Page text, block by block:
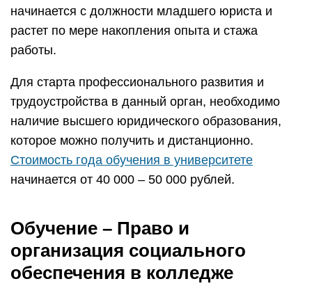
начинается с должности младшего юриста и
растет по мере накопления опыта и стажа
работы.
Для старта профессионального развития и
трудоустройства в данный орган, необходимо
наличие высшего юридического образования,
которое можно получить и дистанционно.
Стоимость года обучения в университете
начинается от 40 000 – 50 000 рублей.
Обучение – Право и
организация социального
обеспечения в колледже